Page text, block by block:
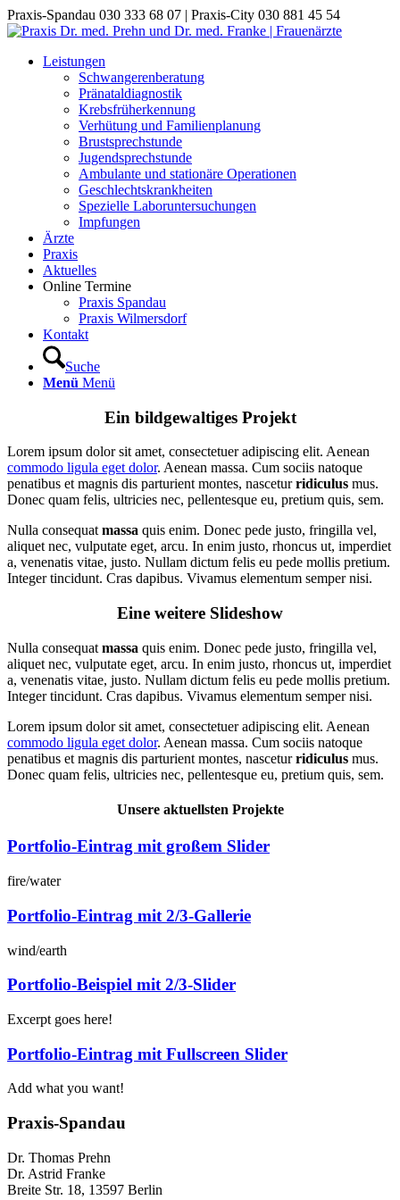
Praxis-Spandau 030 333 68 07 | Praxis-City 030 881 45 54
Leistungen
Schwangerenberatung
Pränataldiagnostik
Krebsfrüherkennung
Verhütung und Familienplanung
Brustsprechstunde
Jugendsprechstunde
Ambulante und stationäre Operationen
Geschlechtskrankheiten
Spezielle Laboruntersuchungen
Impfungen
Ärzte
Praxis
Aktuelles
Online Termine
Praxis Spandau
Praxis Wilmersdorf
Kontakt
Suche
Menü Menü
Ein bildgewaltiges Projekt
Lorem ipsum dolor sit amet, consectetuer adipiscing elit. Aenean
commodo ligula eget dolor. Aenean massa. Cum sociis natoque
penatibus et magnis dis parturient montes, nasceturridiculus mus.
Donec quam felis, ultricies nec, pellentesque eu, pretium quis, sem.
Nulla consequatmassa quis enim. Donec pede justo, fringilla vel,
aliquet nec, vulputate eget, arcu. In enim justo, rhoncus ut, imperdiet
a, venenatis vitae, justo. Nullam dictum felis eu pede mollis pretium.
Integer tincidunt. Cras dapibus. Vivamus elementum semper nisi.
Eine weitere Slideshow
Nulla consequat massa quis enim. Donec pede justo, fringilla vel,
aliquet nec, vulputate eget, arcu. In enim justo, rhoncus ut, imperdiet
a, venenatis vitae, justo. Nullam dictum felis eu pede mollis pretium.
Integer tincidunt. Cras dapibus. Vivamus elementum semper nisi.
Lorem ipsum dolor sit amet, consectetuer adipiscing elit. Aenean
commodo ligula eget dolor. Aenean massa. Cum sociis natoque
penatibus et magnis dis parturient montes, nasceturridiculus mus.
Donec quam felis, ultricies nec, pellentesque eu, pretium quis, sem.
Unsere aktuellsten Projekte
Portfolio-Eintrag mit großem Slider
fire/water
Portfolio-Eintrag mit 2/3-Gallerie
wind/earth
Portfolio-Beispiel mit 2/3-Slider
Excerpt goes here!
Portfolio-Eintrag mit Fullscreen Slider
Add what you want!
Praxis-Spandau
Dr. Thomas Prehn
Dr. Astrid Franke
Breite Str. 18, 13597 Berlin